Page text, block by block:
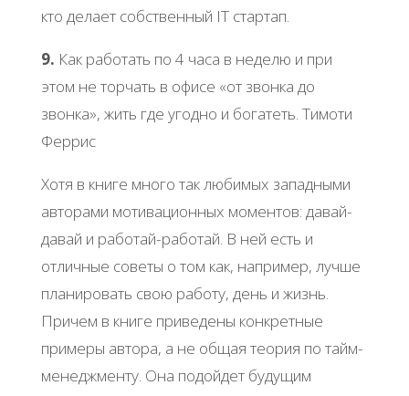
кто делает собственный IT стартап.
9. Как работать по 4 часа в неделю и при
этом не торчать в офисе «от звонка до
звонка», жить где угодно и богатеть. Тимоти
Феррис
Хотя в книге много так любимых западными
авторами мотивационных моментов: давай-
давай и работай-работай. В ней есть и
отличные советы о том как, например, лучше
планировать свою работу, день и жизнь.
Причем в книге приведены конкретные
примеры автора, а не общая теория по тайм-
менеджменту. Она подойдет будущим